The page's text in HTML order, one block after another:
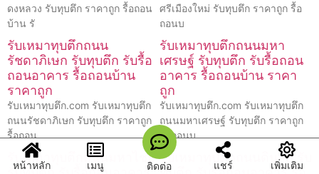
ดงหลวง รับทุบตึก ราคาถูก รื้อถอน
บ้าน รั
ศรีเมืองใหม่ รับทุบตึก ราคาถูก รื้อ
ถอนบ
รับเหมาทุบตึกถนน
รัชดาภิเษก รับทุบตึก รับรื้อ
ถอนอาคาร รื้อถอนบ้าน
ราคาถูก
รับเหมาทุบตึก.com รับเหมาทุบตึก
ถนนรัชดาภิเษก รับทุบตึก ราคาถูก
รื้อถอน
รับเหมาทุบตึกถนนมหา
เศรษฐ์ รับทุบตึก รับรื้อถอน
อาคาร รื้อถอนบ้าน ราคา
ถูก
รับเหมาทุบตึก.com รับเหมาทุบตึก
ถนนมหาเศรษฐ์ รับทุบตึก ราคาถูก
รื้อถอนบ
รับเหมาทุบตึกถนนมหาไชย รับเหมาทุบตึกถนนดินสอ รับ
หน้าหลัก เมนู ติดต่อ แชร์ เพิ่มเติม